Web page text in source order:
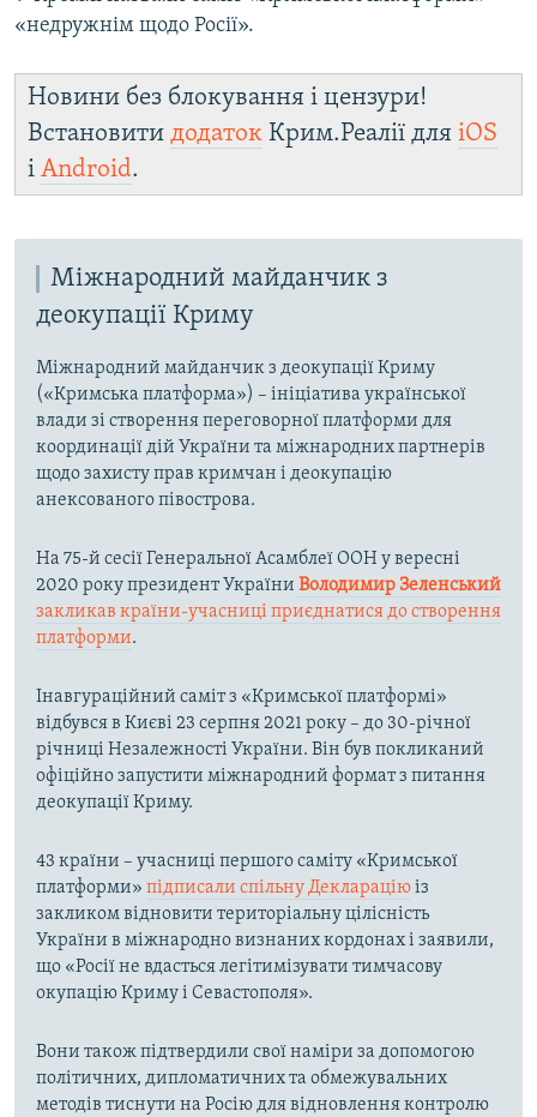
«недружнім щодо Росії».
Новини без блокування і цензури!
Встановити додаток Крим.Реалії для iOS
і Android.
Міжнародний майданчик з
деокупації Криму
Міжнародний майданчик з деокупації Криму
(«Кримська платформа») – ініціатива української
влади зі створення переговорної платформи для
координації дій України та міжнародних партнерів
щодо захисту прав кримчан і деокупацію
анексованого півострова.
На 75-й сесії Генеральної Асамблеї ООН у вересні
2020 року президент України Володимир Зеленський
закликав країни-учасниці приєднатися до створення
платформи.
Інавгураційний саміт з «Кримської платформі»
відбувся в Києві 23 серпня 2021 року – до 30-річної
річниці Незалежності України. Він був покликаний
офіційно запустити міжнародний формат з питання
деокупації Криму.
43 країни – учасниці першого саміту «Кримської
платформи» підписали спільну Деклараціюіз
закликом відновити територіальну цілісність
України в міжнародно визнаних кордонах і заявили,
що «Росії не вдасться легітимізувати тимчасову
окупацію Криму і Севастополя».
Вони також підтвердили свої наміри за допомогою
політичних, дипломатичних та обмежувальних
методів тиснути на Росію для відновлення контролю